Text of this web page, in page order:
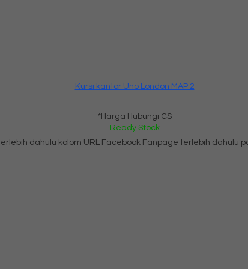
Kursi kantor Uno London MAP 2
*Harga Hubungi CS
Ready Stock
dahulu kolom URL Facebook Fanpage terlebih dahulu